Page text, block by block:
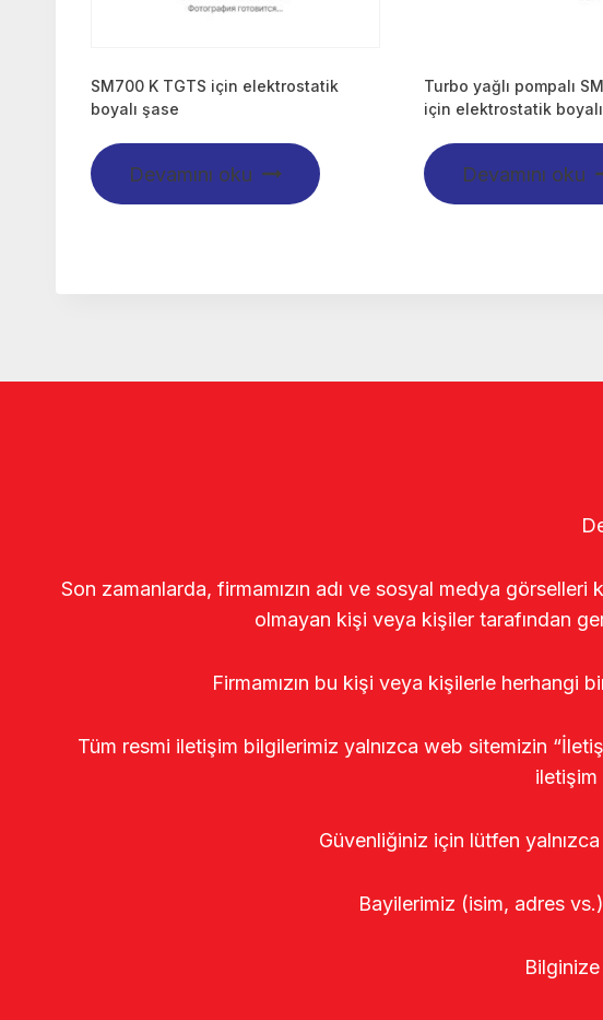
SM700 K TGTS için elektrostatik
boyalı şase
Devamını oku
Turbo yağlı pompalı
için elektrostatik
Devamını oku
Son zamanlarda, firmamızın adı ve sosyal medya görselleri
olmayan kişi veya kişiler tarafından
Firmamızın bu kişi veya kişilerle herhangi
Tüm resmi iletişim bilgilerimiz yalnızca web sitemizin
iletişim
Güvenliğiniz için lütfen
Bayilerimiz (isim, adres
Bilginize